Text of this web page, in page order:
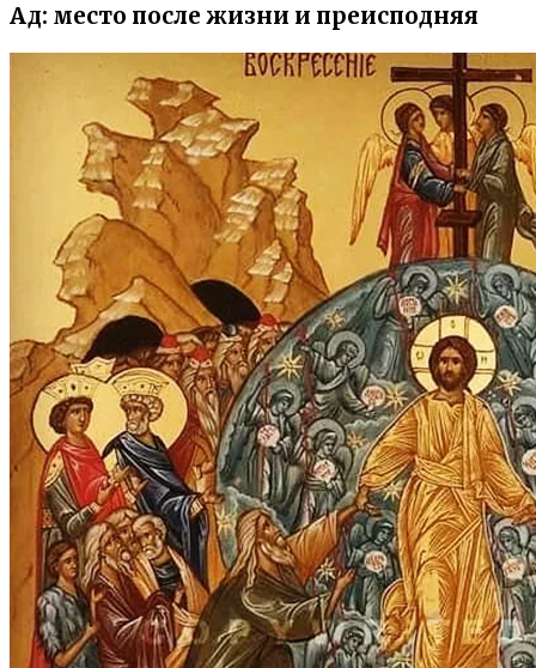
Ад: место после жизни и преисподняя